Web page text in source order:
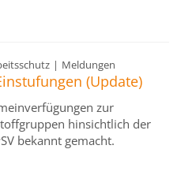
| Meldungen
(Update)
zur
hinsichtlich der
bekannt gemacht.